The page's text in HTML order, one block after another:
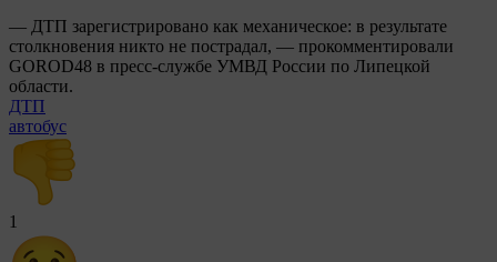
— ДТП зарегистрировано как механическое: в результате
столкновения никто не пострадал, — прокомментировали
GOROD48 в пресс-службе УМВД России по Липецкой
области.
ДТП
автобус
1